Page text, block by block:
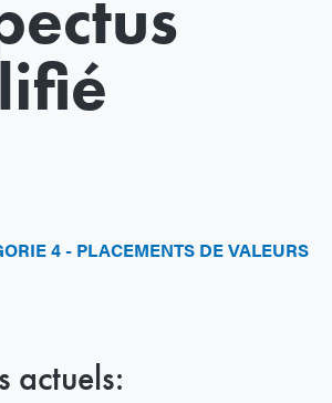
4 - PLACEMENTS DE VALEURS
actuels: